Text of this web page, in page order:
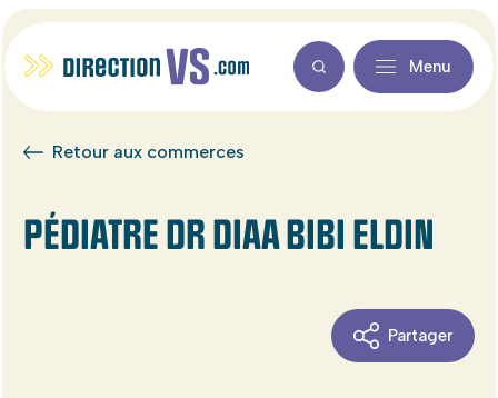
Menu
Retour aux commerces
PÉDIATRE DR DIAA BIBI ELDIN
Partager